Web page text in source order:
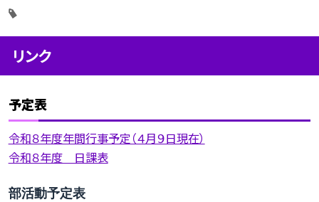
リンク
予定表
令和８年度年間行事予定（４月９日現在）
令和８年度 日課表
部活動予定表